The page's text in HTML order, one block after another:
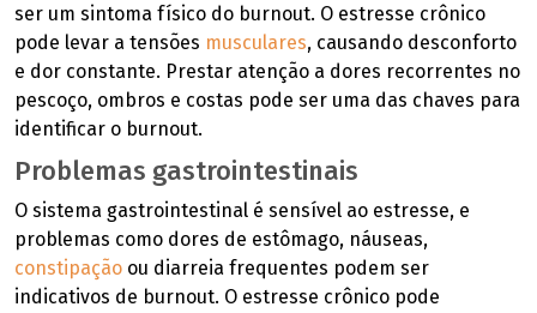
ser um sintoma físico do burnout. O estresse crônico
pode levar a tensões musculares, causando desconforto
e dor constante. Prestar atenção a dores recorrentes no
pescoço, ombros e costas pode ser uma das chaves para
identificar o burnout.
Problemas gastrointestinais
O sistema gastrointestinal é sensível ao estresse, e
problemas como dores de estômago, náuseas,
constipação ou diarreia frequentes podem ser
indicativos de burnout. O estresse crônico pode